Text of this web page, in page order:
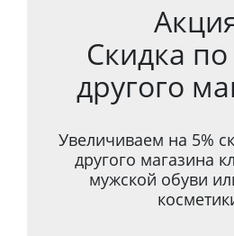
Скидка по
другого
Увеличиваем на 5%
другого магазина
мужской обуви